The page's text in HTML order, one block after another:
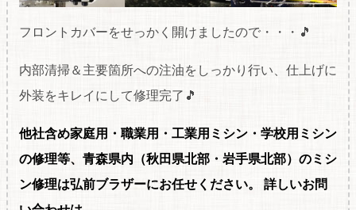
フロントカバーをせっかく開けましたので・・・🎵
内部清掃＆主要箇所への注油をしっかり行い、仕上げに
外装をキレイにして修理完了🎵
他社含め家庭用・職業用・工業用ミシン・学校用ミシン
の修理等、青森県内（秋田県北部・岩手県北部）のミシ
ン修理は弘前ブラザーにお任せください。
詳しいお問